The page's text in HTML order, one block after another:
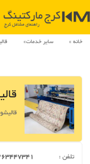
خانه سایر خدمات
تلفن :